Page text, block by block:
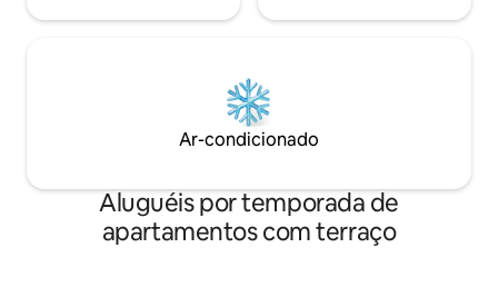
Ar-condicionado
Aluguéis por temporada de
apartamentos com terraço